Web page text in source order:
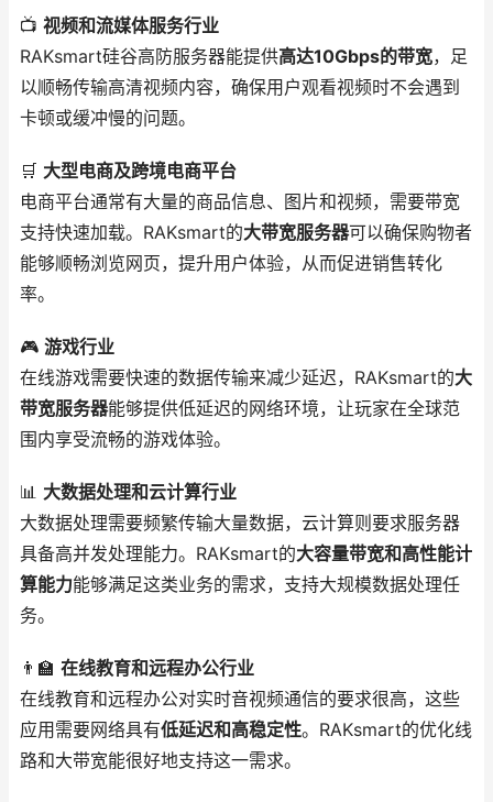
📺 视频和流媒体服务行业
RAKsmart硅谷高防服务器能提供高达10Gbps的带宽，足
以顺畅传输高清视频内容，确保用户观看视频时不会遇到
卡顿或缓冲慢的问题。
🛒 大型电商及跨境电商平台
电商平台通常有大量的商品信息、图片和视频，需要带宽
支持快速加载。RAKsmart的大带宽服务器可以确保购物者
能够顺畅浏览网页，提升用户体验，从而促进销售转化
率。
🎮 游戏行业
在线游戏需要快速的数据传输来减少延迟，RAKsmart的大
带宽服务器能够提供低延迟的网络环境，让玩家在全球范
围内享受流畅的游戏体验。
📊 大数据处理和云计算行业
大数据处理需要频繁传输大量数据，云计算则要求服务器
具备高并发处理能力。RAKsmart的大容量带宽和高性能计
算能力能够满足这类业务的需求，支持大规模数据处理任
务。
👨‍🏫 在线教育和远程办公行业
在线教育和远程办公对实时音视频通信的要求很高，这些
应用需要网络具有低延迟和高稳定性。RAKsmart的优化线
路和大带宽能很好地支持这一需求。